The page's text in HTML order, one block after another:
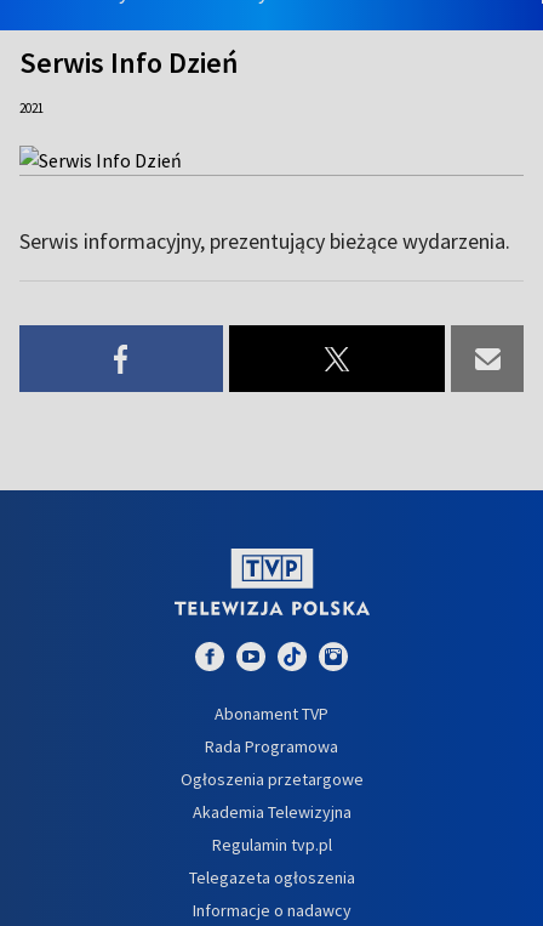
Serwis Info Dzień
2021
Serwis informacyjny, prezentujący bieżące wydarzenia.
Abonament TVP
Rada Programowa
Ogłoszenia przetargowe
Akademia Telewizyjna
Regulamin tvp.pl
Telegazeta ogłoszenia
Informacje o nadawcy